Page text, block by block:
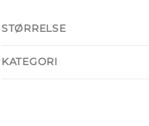
STØRRELSE
KATEGORI